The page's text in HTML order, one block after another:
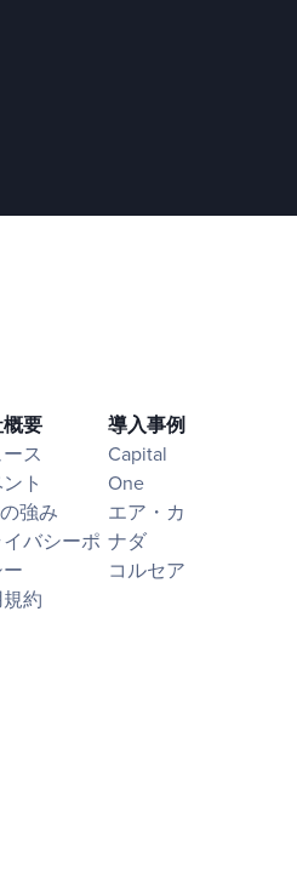
概要
ス
ト
強み
イバシーポ
ー
約
導入事例
Capital
One
エア・カ
ナダ
コルセア